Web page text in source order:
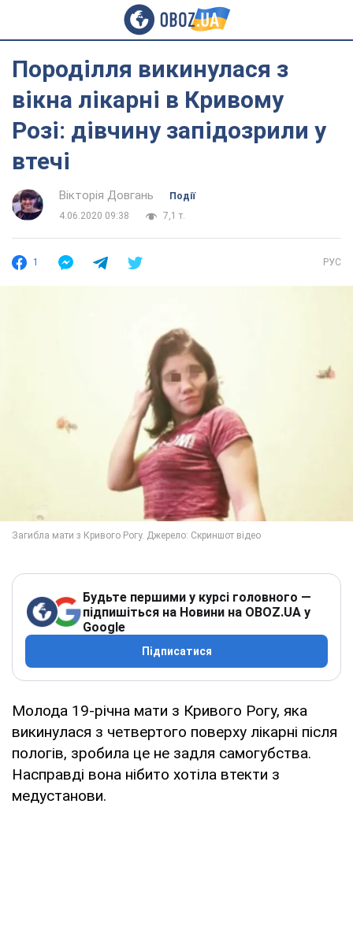
Породілля викинулася з
вікна лікарні в Кривому
Розі: дівчину запідозрили у
втечі
Вікторія Довгань
Події
4.06.2020 09:38
7,1 т.
1 РУС
Будьте першими у курсі головного —
підпишіться на Новини на OBOZ.UA у
Google
Підписатися
Молода 19-річна мати з Кривого Рогу, яка
викинулася з четвертого поверху лікарні після
пологів, зробила це не задля самогубства.
Насправді вона нібито хотіла втекти з
медустанови.